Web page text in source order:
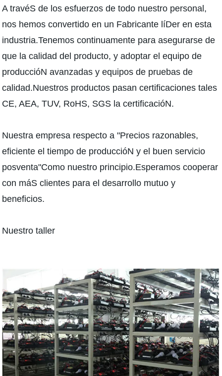
A travéS de los esfuerzos de todo nuestro personal,
nos hemos convertido en un Fabricante líDer en esta
industria.Tenemos continuamente para asegurarse de
que la calidad del producto, y adoptar el equipo de
produccióN avanzadas y equipos de pruebas de
calidad.Nuestros productos pasan certificaciones tales
CE, AEA, TUV, RoHS, SGS la certificacióN.
Nuestra empresa respecto a "Precios razonables,
eficiente el tiempo de produccióN y el buen servicio
posventa"Como nuestro principio.Esperamos cooperar
con máS clientes para el desarrollo mutuo y
beneficios.
Nuestro taller